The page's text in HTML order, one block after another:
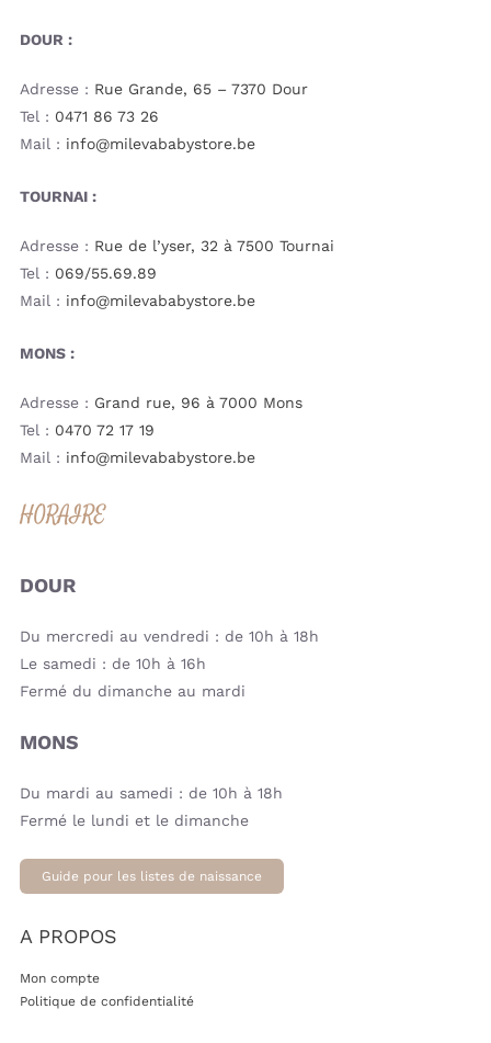
DOUR :
Adresse : Rue Grande, 65 – 7370 Dour
Tel : 0471 86 73 26
Mail : info@milevababystore.be
TOURNAI :
Adresse : Rue de l’yser, 32 à 7500 Tournai
Tel : 069/55.69.89
Mail : info@milevababystore.be
MONS :
Adresse : Grand rue, 96 à 7000 Mons
Tel : 0470 72 17 19
Mail : info@milevababystore.be
HORAIRE
DOUR
Du mercredi au vendredi : de 10h à 18h
Le samedi : de 10h à 16h
Fermé du dimanche au mardi
MONS
Du mardi au samedi : de 10h à 18h
Fermé le lundi et le dimanche
Guide pour les listes de naissance
A PROPOS
Mon compte
Politique de confidentialité